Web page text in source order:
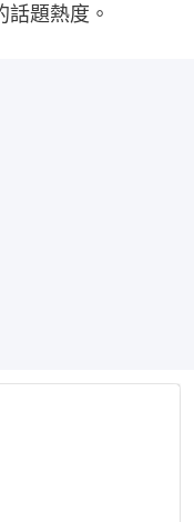
題熱度。